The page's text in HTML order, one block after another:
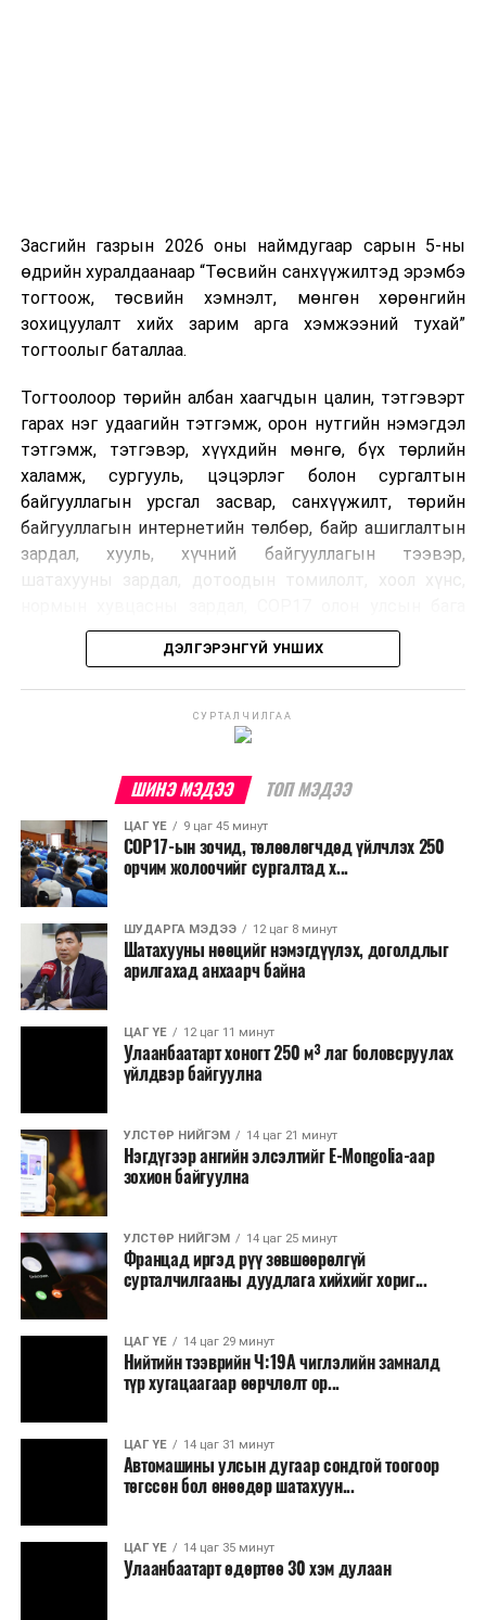
Шинэ хууль Францын зах зээлд үйлчилдэг гадаадын
дуудлагын төвүүдэд нөлөөлөхөөр байна. Тухайлбал,
Мароккогийн дуудлагын төвүүдийн орлогын 80 гаруй
хувь Францын зах зээлээс бүрддэг бөгөөд тус улсын
40–50 мянган ажлын байр эрсдэлд орж болзошгүйг
Засгийн газрын 2026 оны наймдугаар сарын 5-ны
өдрийн хуралдаанаар “Төсвийн санхүүжилтэд эрэмбэ
тогтоож, төсвийн хэмнэлт, мөнгөн хөрөнгийн
зохицуулалт хийх зарим арга хэмжээний тухай”
тогтоолыг баталлаа.
Тогтоолоор төрийн албан хаагчдын цалин, тэтгэвэрт
гарах нэг удаагийн тэтгэмж, орон нутгийн нэмэгдэл
тэтгэмж, тэтгэвэр, хүүхдийн мөнгө, бүх төрлийн
халамж, сургууль, цэцэрлэг болон сургалтын
байгууллагын урсгал засвар, санхүүжилт, төрийн
байгууллагын интернетийн төлбөр, байр ашиглалтын
зардал, хууль, хүчний байгууллагын тээвэр,
хурлын зардал, Засгийн газрын өр, орон нутгийн нөөц
хөрөнгийн санхүүжилтийг хэвийн үргэлжлүүлэхээр
шийдвэрлэжээ.
Харин дараах зардлыг хязгаарлахаар болсон байна.
Олон улсын болон Засгийн газрын
шийдвэртэйгээс бусад хурал, зөвлөгөөн, ой,
тэмдэглэлт өдөр, найр наадам, соёлын арга
хэмжээ;
Урьдчилан төлөвлөсөн төрийн өндөр албан
тушаалтны томилолтоос бусад гадаад
томилолт, гадаадын зочин хүлээн авах зардал;
Зайлшгүй шаардлагагүй тоног төхөөрөмж,
тавилга, автомашин худалдан авах;
Батлан хамгаалах, хууль зүйн салбараас бусад
Хуулиар заавал мэдээлэхээс бусад кино,
контент, хэвлэлийн зардал;
Заавал олгохоос бусад тэтгэмж, урамшуулал.
Санхүүгийн хэмнэлтийн горимыг 2026 оны
арванхоёрдугаар сарын 31 хүртэл мөрдөнө. Харин
эрүүл мэндийн салбар уг хэмнэлтийн горимд
хамрагдахгүй бөгөөд цэцэрлэг, сургуулийн хүүхдийн
эрт илрүүлэг, вакцинжуулалт, томуу, томуу төст
өвчний эсрэг арга хэмжээ зэрэг зайлшгүй
үргэлжилнэ гэж Ерөнхий сайд Н.Учрал онцоллоо.
Мөн бүх шатны төсвийн ерөнхийлөн захирагч нарт
салбар бүрдээ урсгал зардлыг 20 хувиар бууруулах,
нөхөн томилгоо хийхгүй байх, аялал, амралт, зугаалга,
хамт олны урлаг, спортын арга хэмжээг зохион
байгуулахгүй байх, төрийн албанд шинэ орон тоо бий
ДЭЛГЭРЭНГҮЙ УНШИХ
СУРТАЛЧИЛГАА
ШИНЭ МЭДЭЭ ТОП МЭДЭЭ
ЦАГ ҮЕ 9 цаг 45 минут
COP17-ын зочид, төлөөлөгчдөд үйлчлэх 250
орчим жолоочийг сургалтад х...
ШУДАРГА МЭДЭЭ 12 цаг 8 минут
Шатахууны нөөцийг нэмэгдүүлэх, доголдлыг
арилгахад анхаарч байна
ЦАГ ҮЕ 12 цаг 11 минут
Улаанбаатарт хоногт 250 м³ лаг боловсруулах
үйлдвэр байгуулна
УЛСТӨР НИЙГЭМ 14 цаг 21 минут
Нэгдүгээр ангийн элсэлтийг E-Mongolia-аар
зохион байгуулна
УЛСТӨР НИЙГЭМ 14 цаг 25 минут
Францад иргэд рүү зөвшөөрөлгүй
сурталчилгааны дуудлага хийхийг хориг...
ЦАГ ҮЕ 14 цаг 29 минут
Нийтийн тээврийн Ч:19А чиглэлийн замналд
түр хугацаагаар өөрчлөлт ор...
ЦАГ ҮЕ 14 цаг 31 минут
Автомашины улсын дугаар сондгой тоогоор
төгссөн бол өнөөдөр шатахуун...
ЦАГ ҮЕ 14 цаг 35 минут
Улаанбаатарт өдөртөө 30 хэм дулаан